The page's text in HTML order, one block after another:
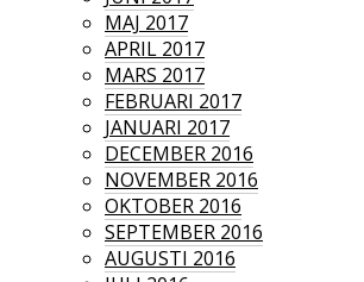
MAJ 2017
APRIL 2017
MARS 2017
FEBRUARI 2017
JANUARI 2017
DECEMBER 2016
NOVEMBER 2016
OKTOBER 2016
SEPTEMBER 2016
AUGUSTI 2016